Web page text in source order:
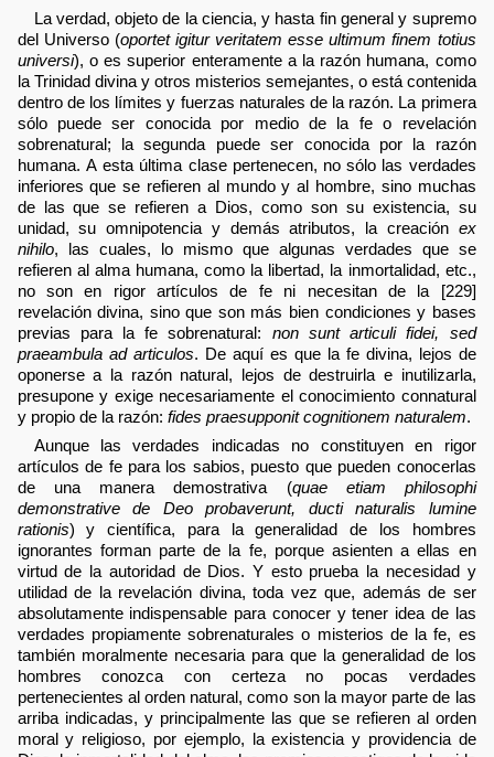
La verdad, objeto de la ciencia, y hasta fin general y supremo
del Universo (oportet igitur veritatem esse ultimum finem totius
universi), o es superior enteramente a la razón humana, como
la Trinidad divina y otros misterios semejantes, o está contenida
dentro de los límites y fuerzas naturales de la razón. La primera
sólo puede ser conocida por medio de la fe o revelación
sobrenatural; la segunda puede ser conocida por la razón
humana. A esta última clase pertenecen, no sólo las verdades
inferiores que se refieren al mundo y al hombre, sino muchas
de las que se refieren a Dios, como son su existencia, su
unidad, su omnipotencia y demás atributos, la creación ex
nihilo, las cuales, lo mismo que algunas verdades que se
refieren al alma humana, como la libertad, la inmortalidad, etc.,
no son en rigor artículos de fe ni necesitan de la [229]
revelación divina, sino que son más bien condiciones y bases
previas para la fe sobrenatural: non sunt articuli fidei, sed
praeambula ad articulos. De aquí es que la fe divina, lejos de
oponerse a la razón natural, lejos de destruirla e inutilizarla,
presupone y exige necesariamente el conocimiento connatural
y propio de la razón: fides praesupponit cognitionem naturalem.
Aunque las verdades indicadas no constituyen en rigor
artículos de fe para los sabios, puesto que pueden conocerlas
de una manera demostrativa (quae etiam philosophi
demonstrative de Deo probaverunt, ducti naturalis lumine
rationis) y científica, para la generalidad de los hombres
ignorantes forman parte de la fe, porque asienten a ellas en
virtud de la autoridad de Dios. Y esto prueba la necesidad y
utilidad de la revelación divina, toda vez que, además de ser
absolutamente indispensable para conocer y tener idea de las
verdades propiamente sobrenaturales o misterios de la fe, es
también moralmente necesaria para que la generalidad de los
hombres conozca con certeza no pocas verdades
pertenecientes al orden natural, como son la mayor parte de las
arriba indicadas, y principalmente las que se refieren al orden
moral y religioso, por ejemplo, la existencia y providencia de